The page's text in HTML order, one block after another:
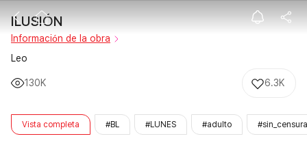
ILUSIÓN
ILUSIÓN
Información de la obra
Leo
130K 6.3K
Vista completa #BL #LUNES #adulto #sin_censura